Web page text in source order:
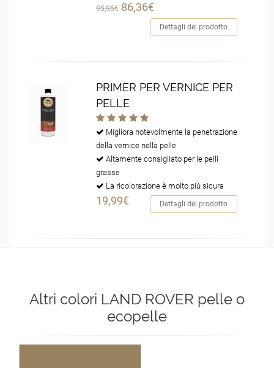
95,95€ 86,36€
Dettagli del prodotto
PRIMER PER VERNICE PER
PELLE
Migliora notevolmente la penetrazione
della vernice nella pelle
Altamente consigliato per le pelli
grasse
La ricolorazione è molto più sicura
19,99€ Dettagli del prodotto
Altri colori LAND ROVER pelle o
ecopelle